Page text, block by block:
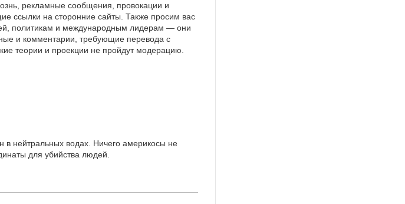
рекламные сообщения, провокации и
ссылки на сторонние сайты. Также просим вас
политикам и международным лидерам — они
и комментарии, требующие перевода с
теории и проекции не пройдут модерацию.
в нейтральных водах. Ничего америкосы не
для убийства людей.